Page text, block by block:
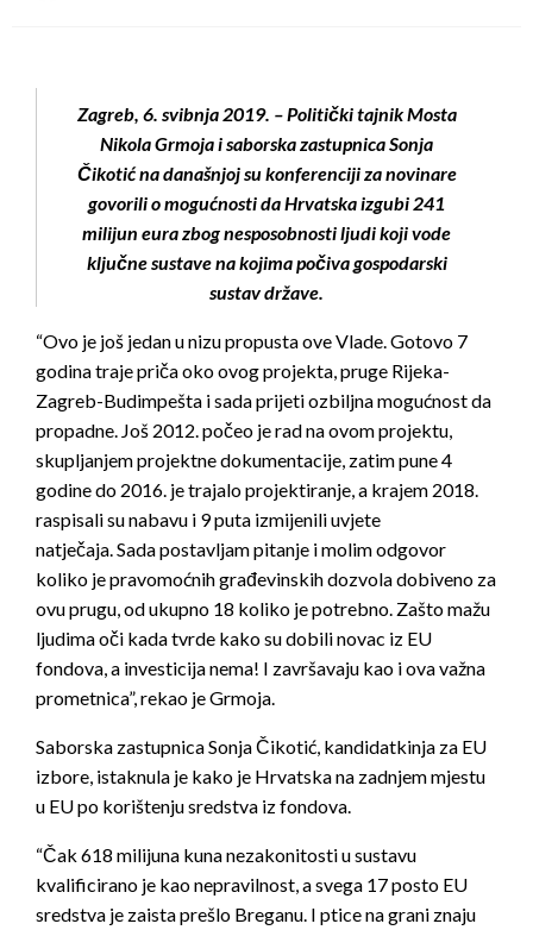
Zagreb, 6. svibnja 2019. – Politički tajnik Mosta
Nikola Grmoja i saborska zastupnica Sonja
Čikotić na današnjoj su konferenciji za novinare
govorili o mogućnosti da Hrvatska izgubi 241
milijun eura zbog nesposobnosti ljudi koji vode
ključne sustave na kojima počiva gospodarski
sustav države.
“Ovo je još jedan u nizu propusta ove Vlade. Gotovo 7
godina traje priča oko ovog projekta, pruge Rijeka-
Zagreb-Budimpešta i sada prijeti ozbiljna mogućnost da
propadne. Još 2012. počeo je rad na ovom projektu,
skupljanjem projektne dokumentacije, zatim pune 4
godine do 2016. je trajalo projektiranje, a krajem 2018.
raspisali su nabavu i 9 puta izmijenili uvjete
natječaja. Sada postavljam pitanje i molim odgovor
koliko je pravomoćnih građevinskih dozvola dobiveno za
ovu prugu, od ukupno 18 koliko je potrebno. Zašto mažu
ljudima oči kada tvrde kako su dobili novac iz EU
fondova, a investicija nema! I završavaju kao i ova važna
prometnica”, rekao je Grmoja.
Saborska zastupnica Sonja Čikotić, kandidatkinja za EU
izbore, istaknula je kako je Hrvatska na zadnjem mjestu
u EU po korištenju sredstva iz fondova.
“Čak 618 milijuna kuna nezakonitosti u sustavu
kvalificirano je kao nepravilnost, a svega 17 posto EU
sredstva je zaista prešlo Breganu. I ptice na grani znaju